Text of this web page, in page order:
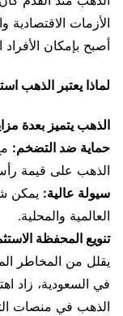
الأزمات الاقتصادية
أصبح بإمكان
لماذا يعتبر الذهب
الذهب يتميز بعدة
حماية ضد التضخم:
الذهب على قيمة
سيولة عالية: يمكن
العالمية والمحلية.
تنويع المحفظة
يقلل من المخاطر
في السعودية، زاد
الذهب في منصات